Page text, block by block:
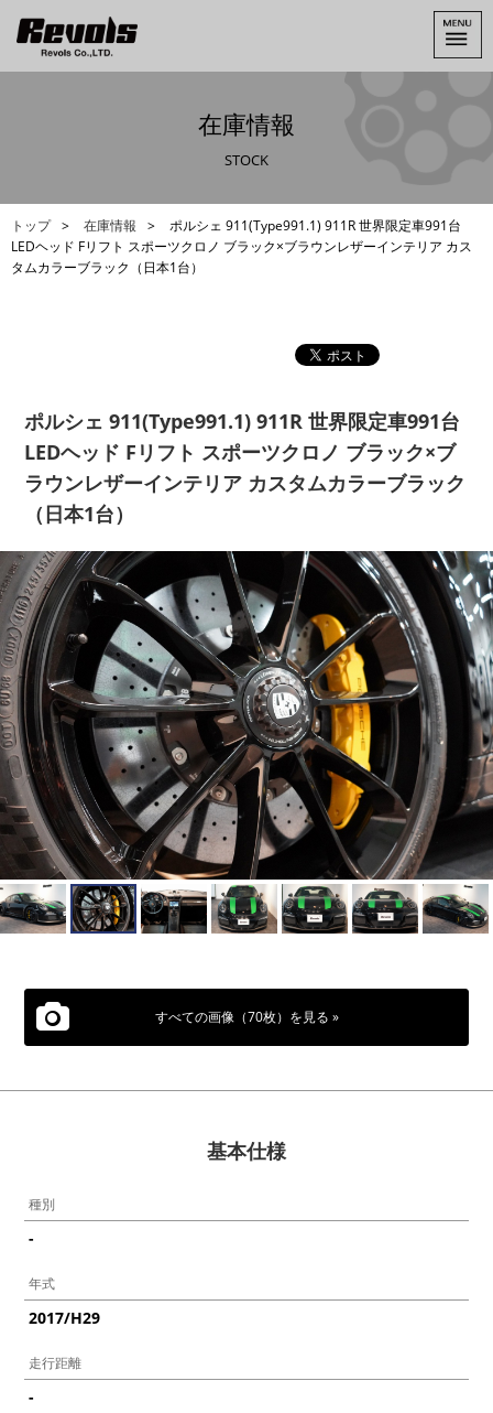
在庫情報
STOCK
トップ 在庫情報
ポルシェ 911(Type991.1) 911R 世界限定車991台
LEDヘッド Fリフト スポーツクロノ ブラック×ブラウンレザーインテリア カス
タムカラーブラック（日本1台）
ポルシェ 911(Type991.1) 911R 世界限定車991台
LEDヘッド Fリフト スポーツクロノ ブラック×ブ
ラウンレザーインテリア カスタムカラーブラック
（日本1台）
すべての画像（70枚）を見る »
基本仕様
種別
-
年式
2017/H29
走行距離
-